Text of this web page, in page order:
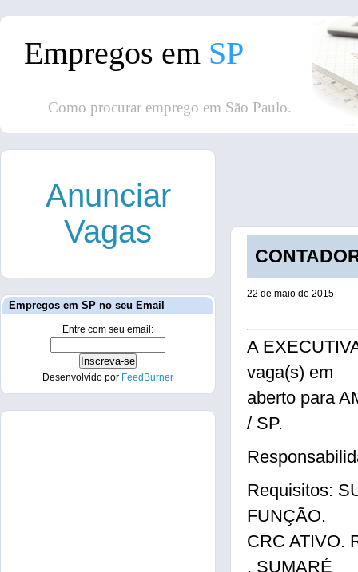
Empregos em SP
Como procurar emprego em São Paulo.
22 de maio de 2015
A
vaga(s) em
aberto para
/ SP.
Requisitos:
FUNÇÃO.
CRC ATIVO.
, SUMARÉ
Anunciar
Vagas
Empregos em SP no seu Email
Entre com seu email:
Desenvolvido por FeedBurner